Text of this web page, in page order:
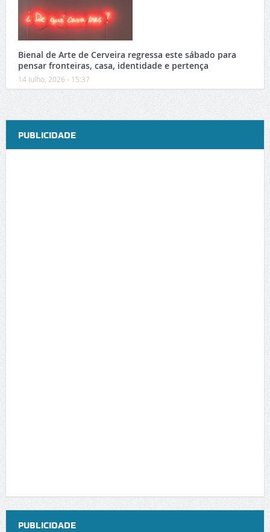
Bienal de Arte de Cerveira regressa este sábado para
pensar fronteiras, casa, identidade e pertença
14 Julho, 2026 - 15:37
PUBLICIDADE
PUBLICIDADE